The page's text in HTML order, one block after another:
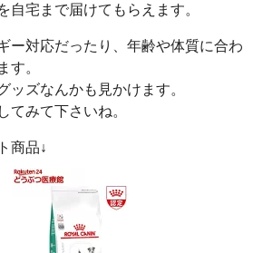
自宅まで届けてもらえます。
ー対応だったり、年齢や体質に合わ
す。
ッズなんかも見かけます。
てみて下さいね。
商品↓